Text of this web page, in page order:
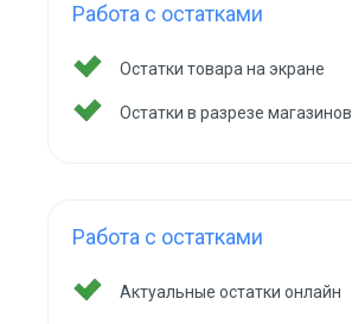
Работа с остатками
Остатки товара на экране
Остатки в разрезе магазинов
Работа с остатками
Актуальные остатки онлайн